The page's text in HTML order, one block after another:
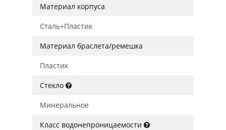
Материал корпуса
Сталь+Пластик
Материал браслета/ремешка
Пластик
Стекло
Минеральное
Класс водонепроницаемости